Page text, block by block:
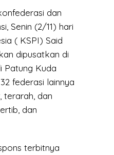
dan
Senin (2/11) hari
( KSPI) Said
dipusatkan di
Patung Kuda
federasi lainnya
terarah, dan
dan
terbitnya